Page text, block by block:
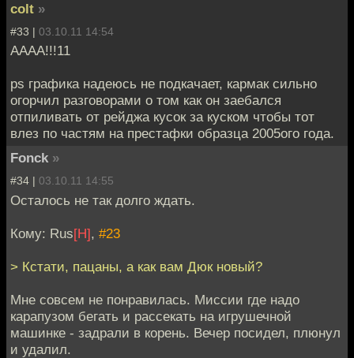
colt »
#33 | 03.10.11 14:54
АААА!!!11
ps графика надеюсь не подкачает, кармак сильно
огорчил разговорами о том как он заебался
отпиливать от рейджа кусок за куском чтобы тот
влез по частям на престафки образца 2005ого года.
Fonck »
#34 | 03.10.11 14:55
Осталось не так долго ждать.
Кому: Rus[H], #23
> Кстати, пацаны, а как вам Дюк новый?
Мне совсем не понравилась. Миссии где надо
карапузом бегать и рассекать на игрушечной
машинке - задрали в корень. Вечер посидел, плюнул
и удалил.